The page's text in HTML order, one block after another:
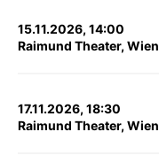
15.11.2026, 14:00
Raimund Theater, Wien
17.11.2026, 18:30
Raimund Theater, Wien